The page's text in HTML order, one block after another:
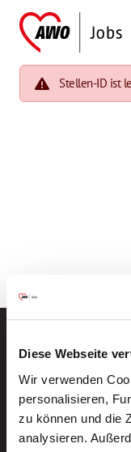
Diese Webseite
Wir verwenden
personalisieren,
zu können und die
analysieren.
Stellen-ID ist
Neue
Ein